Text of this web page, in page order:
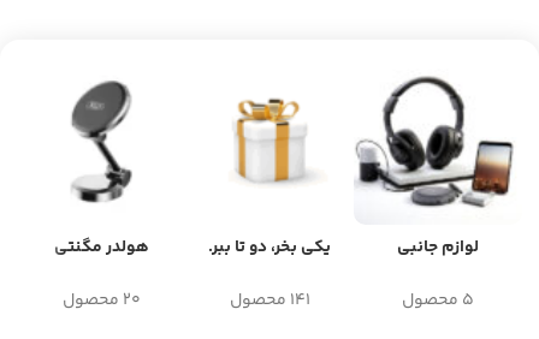
لوازم جانبی
5 محصول
یکی بخر، دو تا ببر.
141 محصول
هولدر مگنتی
20 محصول